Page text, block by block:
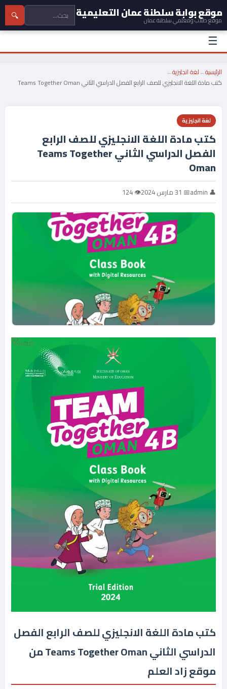
موقع بوابة سلطنة عمان التعليمية
موقع طلاب ومعلمي سلطنة عمان 🔍
☰
الرئيسية←لغة انجليزية←
كتب مادة اللغة الانجليزي للصف الرابع الفصل الدراسي الثاني Teams Together Oman
لغة انجليزية
كتب مادة اللغة الانجليزي للصف الرابع
الفصل الدراسي الثاني Teams Together
Oman
👤 admin 📅 31 مارس 2024 👁 124
كتب مادة اللغة الانجليزي للصف الرابع الفصل
الدراسي الثاني Teams Together Oman من
موقع زاد العلم